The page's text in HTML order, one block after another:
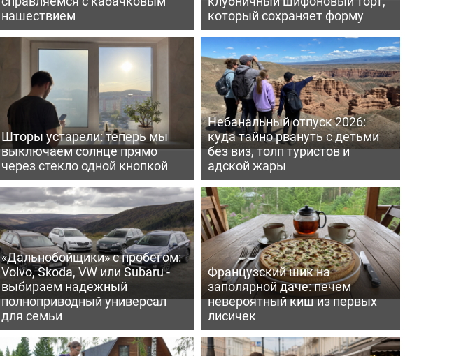
нашествием
который сохраняет форму
Шторы устарели: теперь мы
выключаем солнце прямо
через стекло одной кнопкой
Небанальный отпуск 2026:
куда тайно рвануть с детьми
без виз, толп туристов и
адской жары
«Дальнобойщики» с пробегом:
Volvo, Skoda, VW или Subaru -
выбираем надежный
полноприводный универсал
для семьи
Французский шик на
заполярной даче: печем
невероятный киш из первых
лисичек